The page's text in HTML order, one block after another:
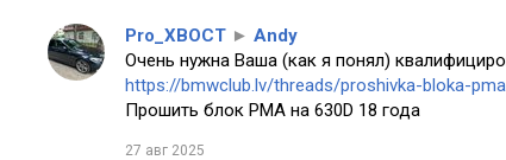
Pro_XBOCT ► Andy
Очень нужна Ваша (как я понял)
https://bmwclub.lv/threads/proshivka-bloka-
Прошить блок PMA на 630D 18 года
27 авг 2025